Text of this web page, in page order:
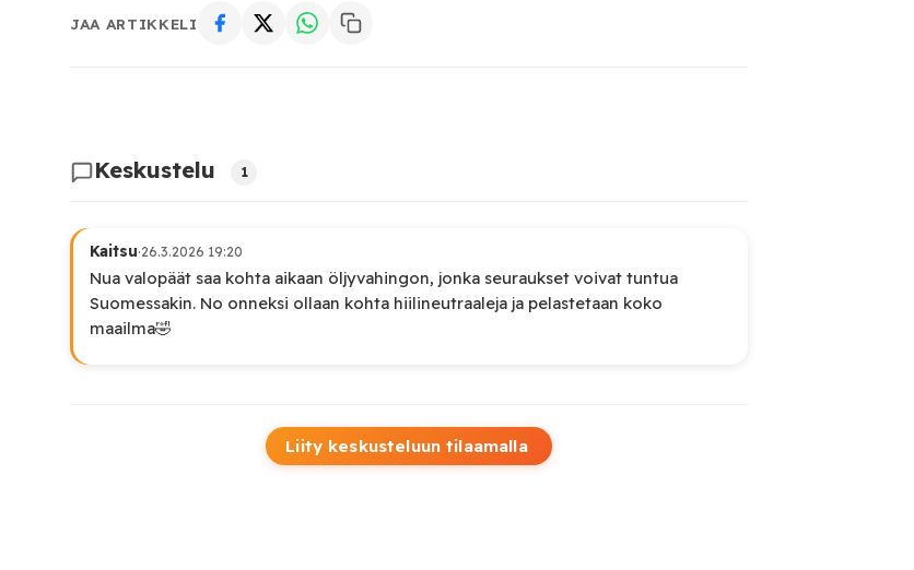
JAA ARTIKKELI
Keskustelu 1
Kaitsu·26.3.2026 19:20
Nua valopäät saa kohta aikaan öljyvahingon, jonka seuraukset voivat tuntua
Suomessakin. No onneksi ollaan kohta hiilineutraaleja ja pelastetaan koko
maailma🤣
Liity keskusteluun tilaamalla